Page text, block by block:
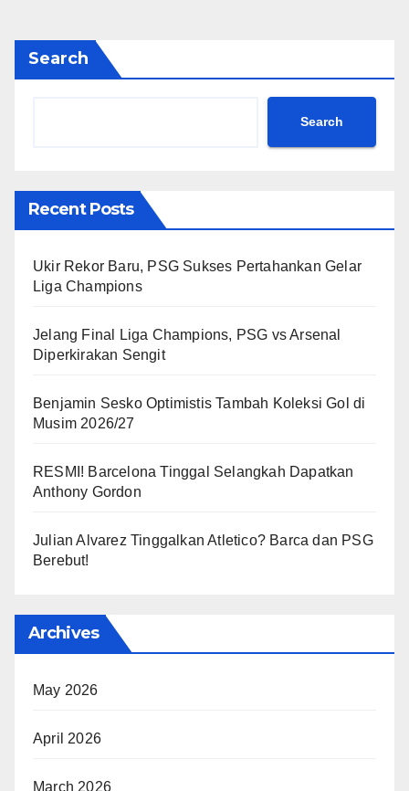
Search
Search
Recent Posts
Ukir Rekor Baru, PSG Sukses Pertahankan Gelar
Liga Champions
Jelang Final Liga Champions, PSG vs Arsenal
Diperkirakan Sengit
Benjamin Sesko Optimistis Tambah Koleksi Gol di
Musim 2026/27
RESMI! Barcelona Tinggal Selangkah Dapatkan
Anthony Gordon
Julian Alvarez Tinggalkan Atletico? Barca dan PSG
Berebut!
Archives
May 2026
April 2026
March 2026